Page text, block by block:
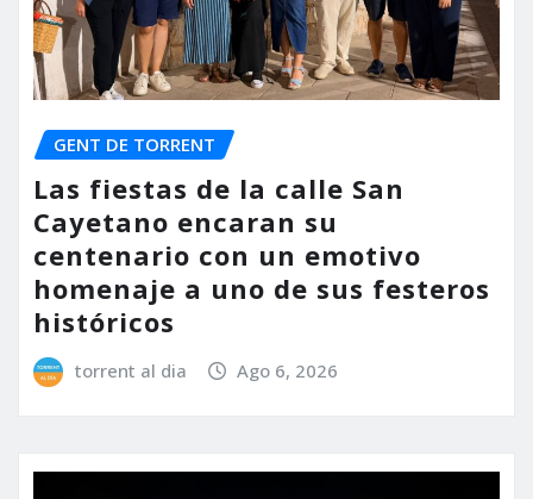
GENT DE TORRENT
Las fiestas de la calle San
Cayetano encaran su
centenario con un emotivo
homenaje a uno de sus festeros
históricos
torrent al dia Ago 6, 2026